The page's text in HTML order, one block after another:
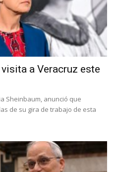
a Veracruz este
Sheinbaum, anunció que
de su gira de trabajo de esta